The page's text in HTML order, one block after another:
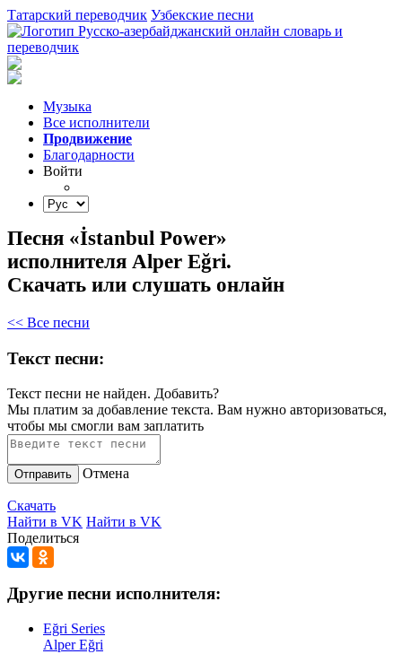
Татарский переводчик Узбекские песни
Музыка
Все исполнители
Продвижение
Благодарности
Войти
Песня «İstanbul Power»
исполнителя Alper Eğri.
Скачать или слушать онлайн
<< Все песни
Текст песни:
Текст песни не найден. Добавить?
Мы платим за добавление текста. Вам нужно авторизоваться,
чтобы мы смогли вам заплатить
Отправить Отмена
Скачать
Найти в VK Найти в VK
Поделиться
Другие песни исполнителя:
Eğri Series
Alper Eğri